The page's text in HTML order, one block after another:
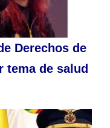
Derechos de
tema de salud